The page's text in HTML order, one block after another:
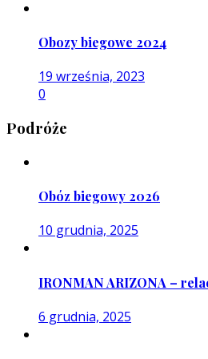
Obozy biegowe 2024
19 września, 2023
0
Podróże
Obóz biegowy 2026
10 grudnia, 2025
IRONMAN ARIZONA –
6 grudnia, 2025